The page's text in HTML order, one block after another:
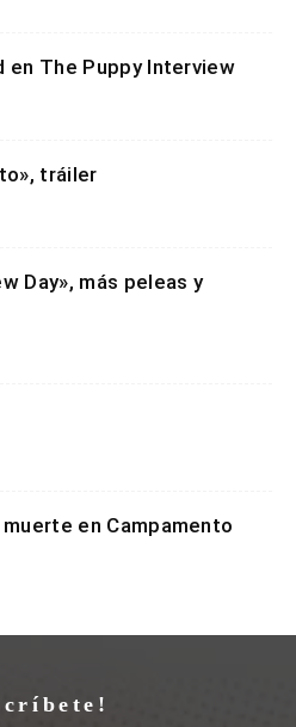
en The Puppy Interview
tráiler
Day», más peleas y
en Campamento